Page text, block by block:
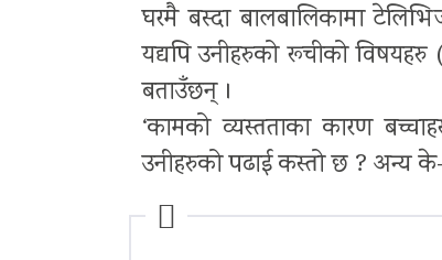
घरमै बस्दा बालबालिकामा
यद्यपि उनीहरुको रूचीको
बताउँछन् ।
‘कामको व्यस्तताका कारण
उनीहरुको पढाई कस्तो छ ? अन्य